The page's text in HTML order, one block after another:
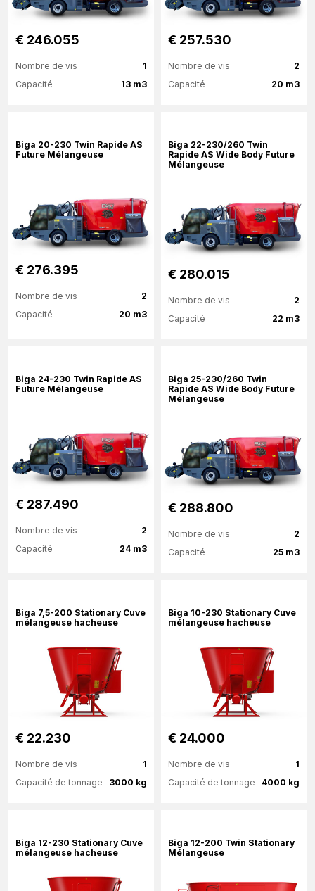
€ 246.055
1
Nombre de vis
13 m3
Capacité
€ 257.530
2
Nombre de vis
20 m3
Capacité
Biga 20-230 Twin Rapide AS
Future Mélangeuse
€ 276.395
2
Nombre de vis
20 m3
Capacité
Biga 22-230/260 Twin
Rapide AS Wide Body Future
Mélangeuse
€ 280.015
2
Nombre de vis
22 m3
Capacité
Biga 24-230 Twin Rapide AS
Future Mélangeuse
€ 287.490
2
Nombre de vis
24 m3
Capacité
Biga 25-230/260 Twin
Rapide AS Wide Body Future
Mélangeuse
€ 288.800
2
Nombre de vis
25 m3
Capacité
Biga 7,5-200 Stationary Cuve
mélangeuse hacheuse
€ 22.230
1
Nombre de vis
3000 kg
Capacité de tonnage
Biga 10-230 Stationary Cuve
mélangeuse hacheuse
€ 24.000
1
Nombre de vis
4000 kg
Capacité de tonnage
Biga 12-230 Stationary Cuve
mélangeuse hacheuse
Biga 12-200 Twin Stationary
Mélangeuse